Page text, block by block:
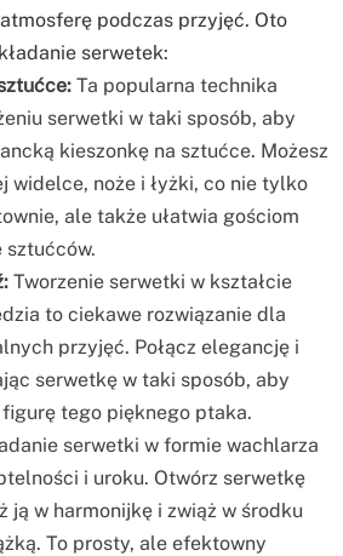
podczas przyjęć. Oto
serwetek:
Ta popularna technika
serwetki w taki sposób, aby
kieszonkę na sztućce. Możesz
widelce, noże i łyżki, co nie tylko
ale także ułatwia gościom
sztućców.
Tworzenie serwetki w kształcie
to ciekawe rozwiązanie dla
przyjęć. Połącz elegancję i
serwetkę w taki sposób, aby
tego pięknego ptaka.
serwetki w formie wachlarza
i uroku. Otwórz serwetkę
ją w harmonijkę i zwiąż w środku
To prosty, ale efektowny